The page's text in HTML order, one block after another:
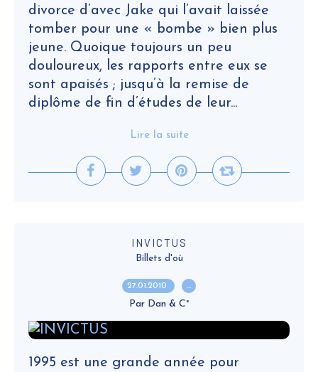
divorce d’avec Jake qui l’avait laissée
tomber pour une « bombe » bien plus
jeune. Quoique toujours un peu
douloureux, les rapports entre eux se
sont apaisés ; jusqu’à la remise de
diplôme de fin d’études de leur...
Lire la suite
INVICTUS
Billets d'où
27.01.2010 …
Par Dan & C°
1995 est une grande année pour